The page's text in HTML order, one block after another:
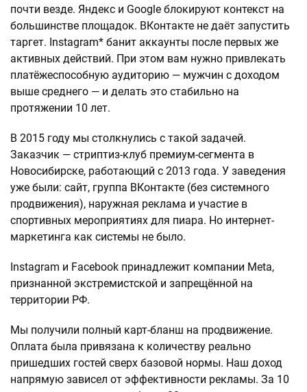
почти везде. Яндекс и Google блокируют контекст на
большинстве площадок. ВКонтакте не даёт запустить
таргет. Instagram* банит аккаунты после первых же
активных действий. При этом вам нужно привлекать
платёжеспособную аудиторию — мужчин с доходом
выше среднего — и делать это стабильно на
протяжении 10 лет.
В 2015 году мы столкнулись с такой задачей.
Заказчик — стриптиз-клуб премиум-сегмента в
Новосибирске, работающий с 2013 года. У заведения
уже были: сайт, группа ВКонтакте (без системного
продвижения), наружная реклама и участие в
спортивных мероприятиях для пиара. Но интернет-
маркетинга как системы не было.
Instagram и Facebook принадлежит компании Meta,
признанной экстремистской и запрещённой на
территории РФ.
Мы получили полный карт-бланш на продвижение.
Оплата была привязана к количеству реально
пришедших гостей сверх базовой нормы. Наш доход
напрямую зависел от эффективности рекламы. За 10